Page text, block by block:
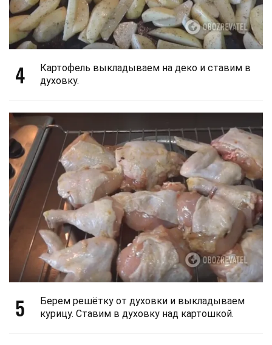
4
Картофель выкладываем на деко и ставим в
духовку.
5
Берем решётку от духовки и выкладываем
курицу. Ставим в духовку над картошкой.